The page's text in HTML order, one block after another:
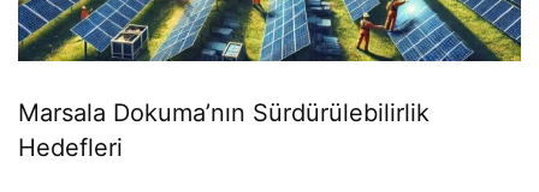
Marsala Dokuma’nın Sürdürülebilirlik
Hedefleri